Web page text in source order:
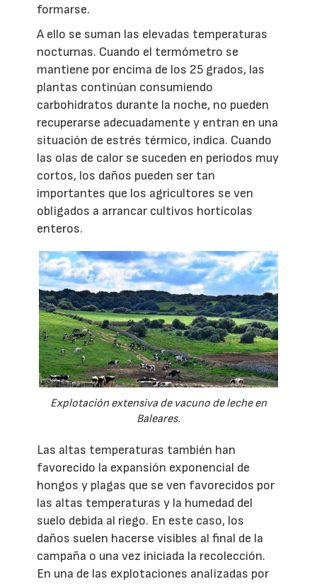
formarse.
A ello se suman las elevadas temperaturas
nocturnas. Cuando el termómetro se
mantiene por encima de los 25 grados, las
plantas continúan consumiendo
carbohidratos durante la noche, no pueden
recuperarse adecuadamente y entran en una
situación de estrés térmico, indica. Cuando
las olas de calor se suceden en periodos muy
cortos, los daños pueden ser tan
importantes que los agricultores se ven
obligados a arrancar cultivos hortícolas
enteros.
Explotación extensiva de vacuno de leche en
Baleares.
Las altas temperaturas también han
favorecido la expansión exponencial de
hongos y plagas que se ven favorecidos por
las altas temperaturas y la humedad del
suelo debida al riego. En este caso, los
daños suelen hacerse visibles al final de la
campaña o una vez iniciada la recolección.
En una de las explotaciones analizadas por